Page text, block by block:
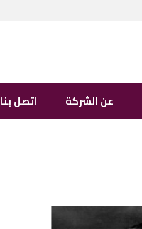
عن الشركة اتصل بنا